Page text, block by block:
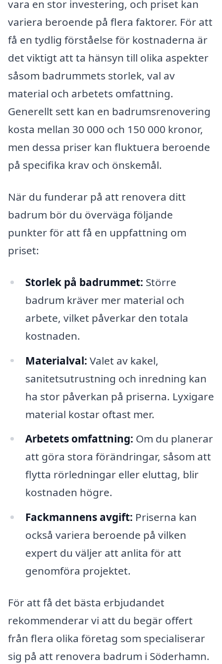
vara en stor investering, och priset kan
variera beroende på flera faktorer. För att
få en tydlig förståelse för kostnaderna är
det viktigt att ta hänsyn till olika aspekter
såsom badrummets storlek, val av
material och arbetets omfattning.
Generellt sett kan en badrumsrenovering
kosta mellan 30 000 och 150 000 kronor,
men dessa priser kan fluktuera beroende
på specifika krav och önskemål.
När du funderar på att renovera ditt
badrum bör du överväga följande
punkter för att få en uppfattning om
priset:
Storlek på badrummet: Större
badrum kräver mer material och
arbete, vilket påverkar den totala
kostnaden.
Materialval: Valet av kakel,
sanitetsutrustning och inredning kan
ha stor påverkan på priserna. Lyxigare
material kostar oftast mer.
Arbetets omfattning: Om du planerar
att göra stora förändringar, såsom att
flytta rörledningar eller eluttag, blir
kostnaden högre.
Fackmannens avgift: Priserna kan
också variera beroende på vilken
expert du väljer att anlita för att
genomföra projektet.
För att få det bästa erbjudandet
rekommenderar vi att du begär offert
från flera olika företag som specialiserar
sig på att renovera badrum i Söderhamn.